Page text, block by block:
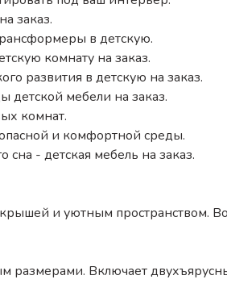
заказ.
в детскую.
комнату на заказ.
развития в детскую на заказ.
мебели на заказ.
комнат.
и комфортной среды.
сна - детская мебель на заказ.
и уютным пространством.
Включает